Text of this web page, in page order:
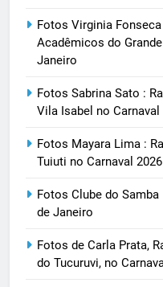
Fotos Virginia
Acadêmicos do
Janeiro
Fotos Sabrina Sato :
Vila Isabel no
Fotos Mayara Lima :
Tuiuti no Carnaval
Fotos Clube do Samba
de Janeiro
Fotos de Carla Prata,
do Tucuruvi, no